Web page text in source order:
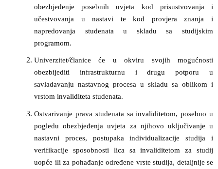
obezbjeđenje posebnih uvjeta kod prisustvovanja i
učestvovanja u nastavi te kod provjera znanja i
napredovanja studenata u skladu sa studijskim
programom.
Univerzitet/članice će u okviru svojih mogućnosti
obezbijediti infrastrukturnu i drugu potporu u
savladavanju nastavnog procesa u skladu sa oblikom i
vrstom invaliditeta studenata.
Ostvarivanje prava studenata sa invaliditetom, posebno u
pogledu obezbjeđenja uvjeta za njihovo uključivanje u
nastavni proces, postupaka individualizacije studija i
verifikacije sposobnosti lica sa invaliditetom za studij
uopće ili za pohađanje određene vrste studija, detaljnije se